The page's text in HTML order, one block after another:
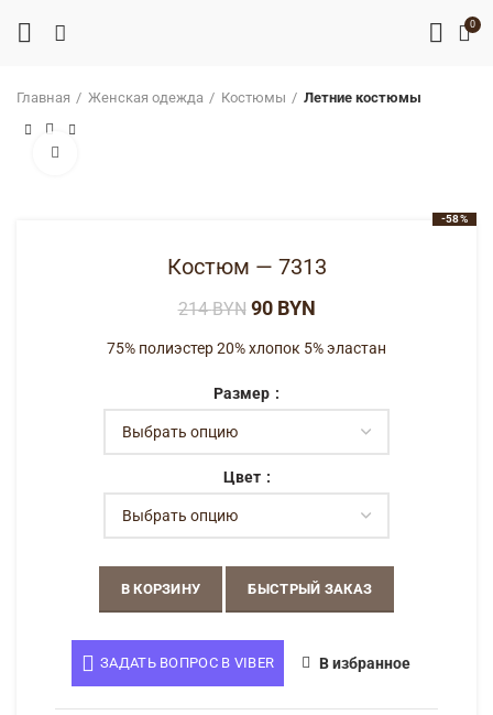
0
Главная Женская одежда Костюмы Летние костюмы
-58%
Костюм — 7313
214BYN 90 BYN
75% полиэстер 20% хлопок 5% эластан
Размер
Цвет
В КОРЗИНУ БЫСТРЫЙ ЗАКАЗ
ЗАДАТЬ ВОПРОС В VIBER В избранное